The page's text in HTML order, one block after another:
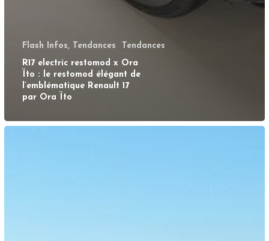
Flash Infos, Tendances
Tendances
R17 electric restomod x Ora
Ïto : le restomod élégant de
l’emblématique Renault 17
par Ora Ïto